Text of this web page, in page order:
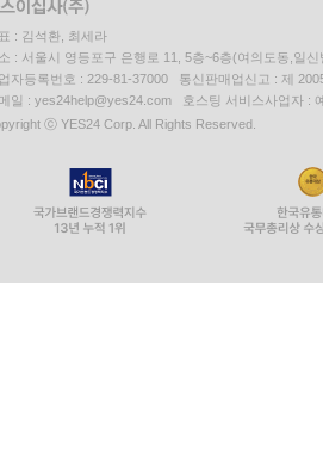
: 김석환, 최세라
: 서울시 영등포구 은행로 11, 5층~6층(여의도동,일신
자등록번호 : 229-81-37000 통신판매업신고 : 제
일 : yes24help@yes24.com 호스팅 서비스사업자 :
ⓒ YES24 Corp. All Rights Reserved.